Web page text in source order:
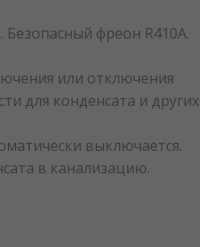
фреон R410A.
или отключения
для конденсата и других
выключается.
в канализацию.